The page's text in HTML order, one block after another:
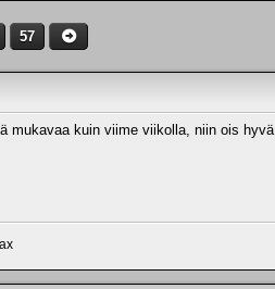
57
mukavaa kuin viime viikolla, niin ois hyvä.